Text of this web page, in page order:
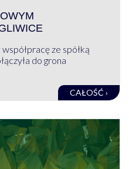
ze spółką
do grona
CAŁOŚĆ ›